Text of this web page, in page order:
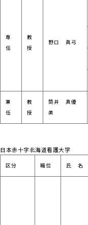
専
任
教
授
野口 眞弓
兼
任
教
授
筒井 真優
美
日本赤十字北海道看護大学
区分 職位 氏 名